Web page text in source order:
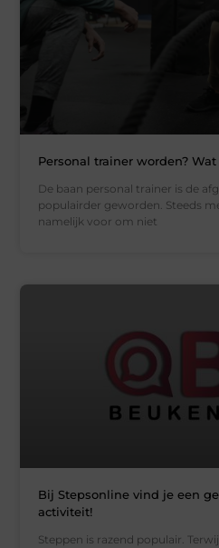
Personal trainer worden?
De baan personal trainer is de
populairder geworden. Steeds
namelijk voor om niet
Bij Stepsonline vind je een
activiteit!
Steppen is razend populair.